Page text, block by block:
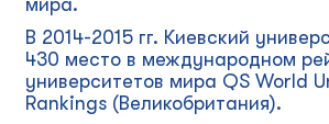
мира.
В 2014-2015 гг. Киевский
430 место в международном
университетов мира QS World
Rankings (Великобритания).